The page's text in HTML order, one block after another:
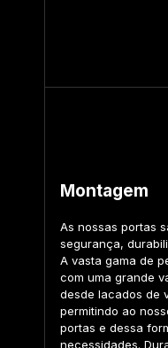
Montagem
As nossas portas
segurança,
A vasta gama de
com uma grande
desde lacados de
permitindo ao
portas e dessa
necessidades.